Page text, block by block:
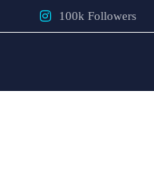
100k Followers